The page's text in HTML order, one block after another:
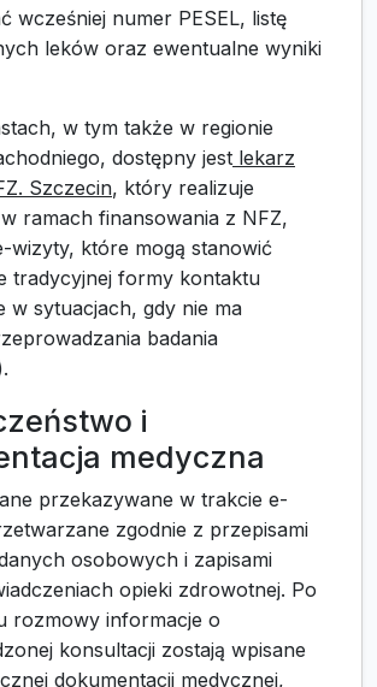
wcześniej numer PESEL, listę
leków oraz ewentualne wyniki
w tym także w regionie
dostępny jest lekarz
Szczecin, który realizuje
ramach finansowania z NFZ,
wizyty, które mogą stanowić
tradycyjnej formy kontaktu
w sytuacjach, gdy nie ma
badania
i
medyczna
przekazywane w trakcie e-
zgodnie z przepisami
osobowych i zapisami
opieki zdrowotnej. Po
rozmowy informacje o
konsultacji zostają wpisane
dokumentacji medycznej,